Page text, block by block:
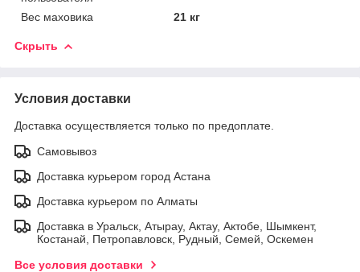
Вес маховика 21 кг
Скрыть
Условия доставки
Доставка осуществляется только по предоплате.
Самовывоз
Доставка курьером город Астана
Доставка курьером по Алматы
Доставка в Уральск, Атырау, Актау, Актобе, Шымкент,
Костанай, Петропавловск, Рудный, Семей, Оскемен
Все условия доставки